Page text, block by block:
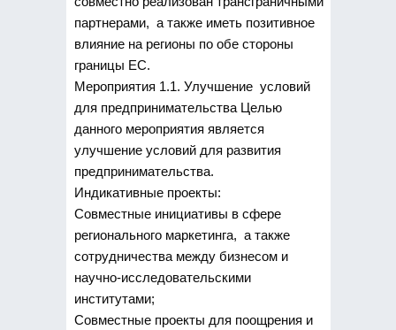
партнерами, а также иметь позитивное
влияние на регионы по обе стороны
границы ЕС.
Мероприятия 1.1. Улучшение условий
для предпринимательства Целью
данного мероприятия является
улучшение условий для развития
предпринимательства.
Индикативные проекты:
Совместные инициативы в сфере
регионального маркетинга, а также
сотрудничества между бизнесом и
научно-исследовательскими
институтами;
Совместные проекты для поощрения и